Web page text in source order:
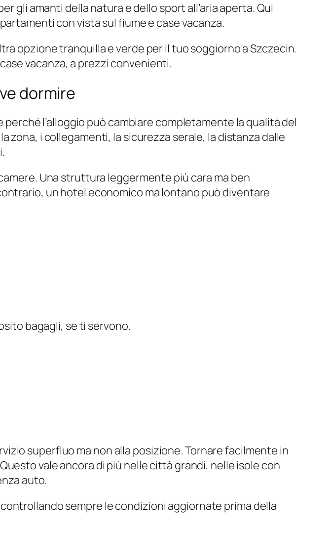
gli amanti della natura e dello sport all’aria aperta. Qui
con vista sul fiume e case vacanza.
opzione tranquilla e verde per il tuo soggiorno a Szczecin.
vacanza, a prezzi convenienti.
dormire
l’alloggio può cambiare completamente la qualità del
zona, i collegamenti, la sicurezza serale, la distanza dalle
Una struttura leggermente più cara ma ben
un hotel economico ma lontano può diventare
bagagli, se ti servono.
superfluo ma non alla posizione. Tornare facilmente in
vale ancora di più nelle città grandi, nelle isole con
auto.
sempre le condizioni aggiornate prima della